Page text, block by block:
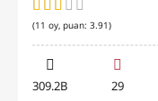
(11 oy, puan: 3.91)
309.2B 29